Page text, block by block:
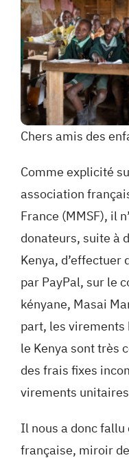
Chers amis des
Comme explicité
association
France (MMSF), il
donateurs, suite à
Kenya,
par PayPal, sur le
kényane, Masai
part, les virements
le Kenya sont très
des frais fixes
virements
Il nous a donc
française, miroir